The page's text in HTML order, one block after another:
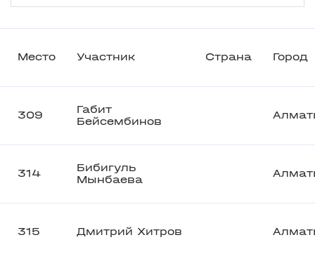
Место Участник Страна Город
309
Габит
Бейсембинов
314
Бибигуль
Мынбаева
315 Дмитрий Хитров